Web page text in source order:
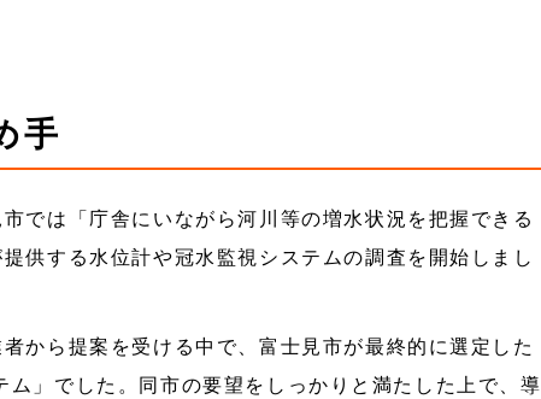
手
では「庁舎にいながら河川等の増水状況を把握できる
供する水位計や冠水監視システムの調査を開始しまし
から提案を受ける中で、富士見市が最終的に選定した
」でした。同市の要望をしっかりと満たした上で、導